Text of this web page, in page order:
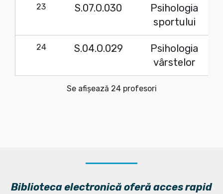
23 S.07.O.030
Psihologia
sportului
24 S.04.O.029
Psihologia
vârstelor
Se afișează 24 profesori
Biblioteca electronică oferă acces rapid